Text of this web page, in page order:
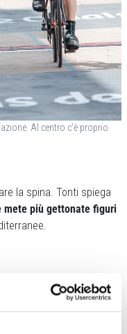
Al centro c’è proprio
la spina. Tonti spiega
mete più gettonate figuri